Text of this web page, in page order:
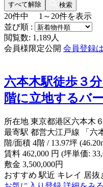
すべて解除 検索
20件中 1～20件を表示
並び順 :
閲覧数: 1,189人
会員様限定公開 会員登録
六本木駅徒歩３
階に立地するバ
所在地 東京都港区六本木
最寄駅 都営大江戸線 「六
階/面積 4階 / 13.97坪
賃料 462,000 円 (坪単価:
敷金 3,500,000円
おすすめ 駅近 キレイ 居抜